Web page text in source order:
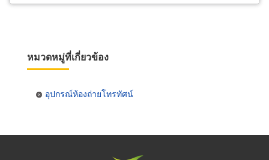
หมวดหมู่ที่เกี่ยวข้อง
อุปกรณ์ห้องถ่ายโทรทัศน์